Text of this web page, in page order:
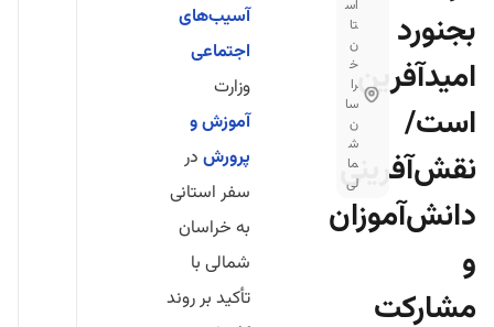
بجنورد
امیدآفرین
است/
نقش‌آفرینی
دانش‌آموزان
و
مشارکت
اس
تا
ن
خ
را
سا
ن
ش
ما
لی
آسیب‌های
اجتماعی
وزارت
آموزش و
پرورش در
سفر استانی
به خراسان
شمالی با
تأکید بر روند